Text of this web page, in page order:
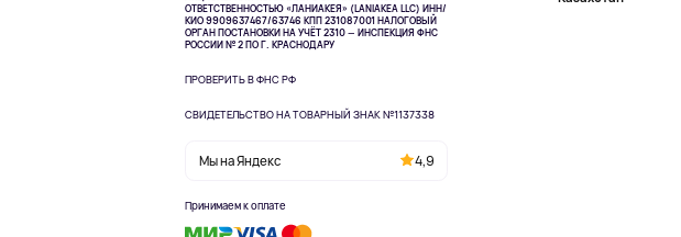
ОТВЕТСТВЕННОСТЬЮ «ЛАНИАКЕЯ» (LANIAKEA LLC) ИНН/
КИО 9909637467/63746 КПП 231087001НАЛОГОВЫЙ
ОРГАН ПОСТАНОВКИ НА УЧЁТ 2310 — ИНСПЕКЦИЯ ФНС
РОССИИ № 2 ПО Г. КРАСНОДАРУ
ПРОВЕРИТЬ В ФНС РФ
СВИДЕТЕЛЬСТВО НА ТОВАРНЫЙ ЗНАК №1137338
Мы на Яндекс 4,9
Принимаем к оплате